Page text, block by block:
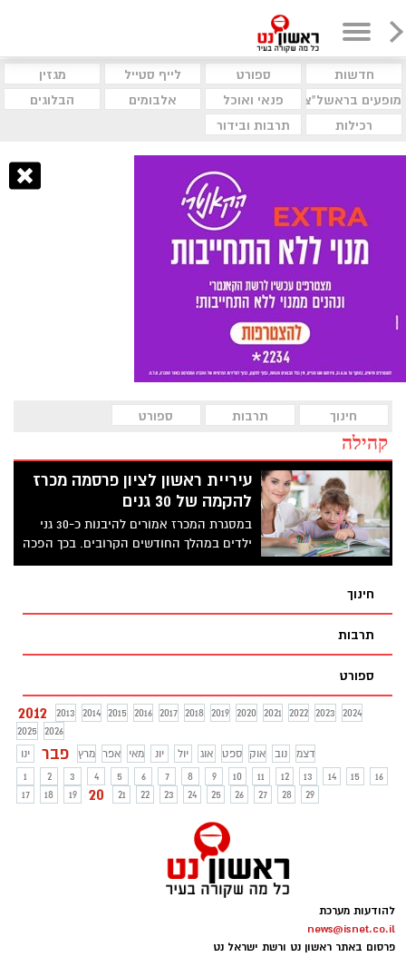
חדשות ספורט לייף סטייל
מגזין
מופעים בראשל"צ
פנאי ואוכל אלבומים
הבלוגים
רכילות
תרבות ובידור
חינוך תרבות ספורט
קהילה
עיריית ראשון לציון פרסמה מכרז
להקמה של 30 גנים
במסגרת המכרז אמורים להיבנות כ-30 גני
ילדים במהלך החודשים הקרובים. בכך הפכה
ראשון לציון לרשות הראשונה המפרסמת
טרכטנברג.
חינוך
תרבות
ספורט
2012 2013 2014 2015 2016 2017 2018 2019 2020 2021 2022 2023
2024
2025
2026
ינו
פבר מרץ אפר מאי יונ יול אוג ספט אוק נוב
דצמ
1
2 3 4 5 6 7 8 9 10 11 12 13 14 15
16
17
18 19 20 21 22 23 24 25 26 27 28 29
להודעות מערכת
news@isnet.co.il
פרסום באתר ראשון נט ורשת ישראל נט